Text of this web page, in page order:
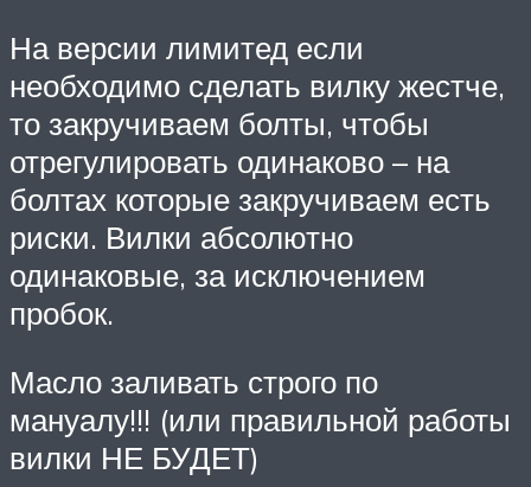
На версии лимитед если
необходимо сделать вилку жестче,
то закручиваем болты, чтобы
отрегулировать одинаково – на
болтах которые закручиваем есть
риски. Вилки абсолютно
одинаковые, за исключением
пробок.
Масло заливать строго по
мануалу!!! (или правильной работы
вилки НЕ БУДЕТ)